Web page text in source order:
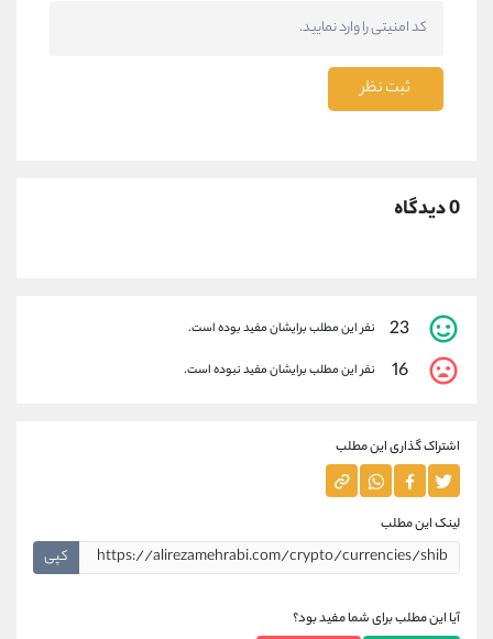
ثبت نظر
0 دیدگاه
23 نفر این مطلب برایشان مفید بوده است.
16 نفر این مطلب برایشان مفید نبوده است.
اشتراک گذاری این مطلب
لینک این مطلب
کپی
آیا این مطلب برای شما مفید بود؟